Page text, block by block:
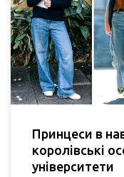
Принцеси в
королівські
університети